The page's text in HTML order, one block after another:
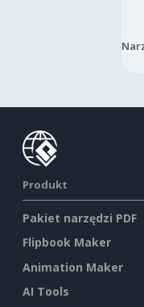
Produkt
Pakiet narzędzi PDF
Flipbook Maker
Animation Maker
AI Tools